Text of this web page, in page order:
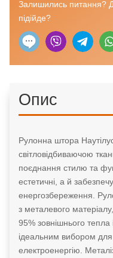
Залишились питання?
підійде?
Опис
Рулонна штора
світловідбиваючою
поєднання стилю та
естетичні, а й
енергозбереження.
з металевого
95% зовнішнього тепла
ідеальним вибором для
електроенергію.